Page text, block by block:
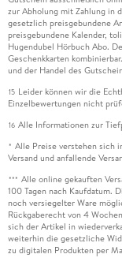
zur Abholung mit Zahlung in
gesetzlich preisgebundene
preisgebundene Kalender,
Hugendubel Hörbuch Abo.
Geschenkkarten
und der Handel des
15 Leider können wir die
Einzelbewertungen nicht
16 Alle Informationen zur
* Alle Preise verstehen sich
Versand und anfallende
*** Alle online gekauften
100 Tagen nach Kaufdatum.
noch versiegelter Ware
Rückgaberecht von 4
sich der Artikel in
weiterhin die gesetzliche
zu digitalen Produkten per